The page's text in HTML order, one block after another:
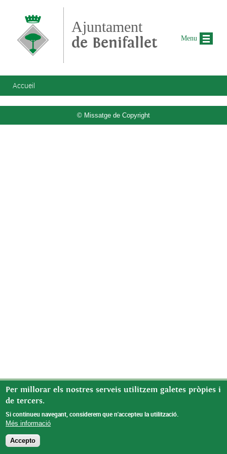
Ajuntament
de Benifallet
Vous êtes ici
Accueil
© Missatge de Copyright
Menu
Per millorar els nostres serveis utilitzem galetes pròpies i
de tercers.
Si continueu navegant, considerem que n'accepteu la utilització.
Més informació
Accepto